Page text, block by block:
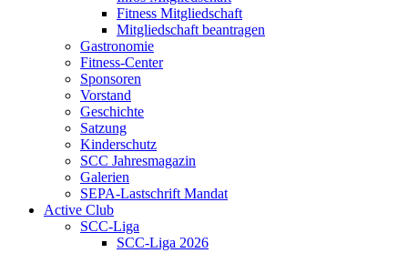
Fitness Mitgliedschaft
Mitgliedschaft beantragen
Gastronomie
Fitness-Center
Sponsoren
Vorstand
Geschichte
Satzung
Kinderschutz
SCC Jahresmagazin
Galerien
SEPA-Lastschrift Mandat
Active Club
SCC-Liga
SCC-Liga 2026